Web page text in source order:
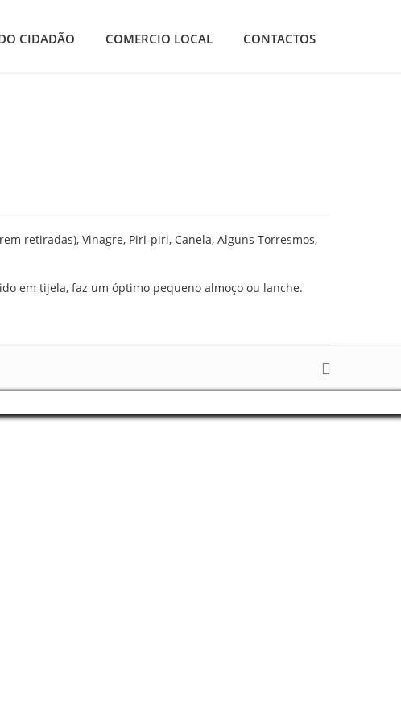
CIDADÃO COMERCIO LOCAL CONTACTOS
retiradas), Vinagre, Piri-piri, Canela, Alguns Torresmos,
em tijela, faz um óptimo pequeno almoço ou lanche.